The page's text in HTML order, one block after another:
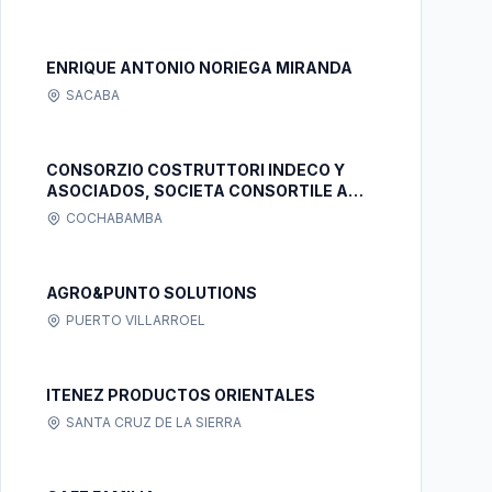
ENRIQUE ANTONIO NORIEGA MIRANDA
SACABA
CONSORZIO COSTRUTTORI INDECO Y
ASOCIADOS, SOCIETA CONSORTILE A
RESPONSABILITA LIMITATA S.C.A.R.L. -
COCHABAMBA
AGRO&PUNTO SOLUTIONS
PUERTO VILLARROEL
ITENEZ PRODUCTOS ORIENTALES
SANTA CRUZ DE LA SIERRA